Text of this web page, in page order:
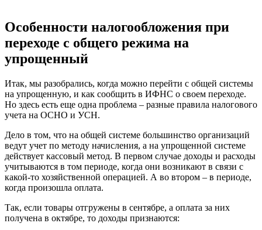
Особенности налогообложения при
переходе с общего режима на
упрощенный
Итак, мы разобрались, когда можно перейти с общей системы
на упрощенную, и как сообщить в ИФНС о своем переходе.
Но здесь есть еще одна проблема – разные правила налогового
учета на ОСНО и УСН.
Дело в том, что на общей системе большинство организаций
ведут учет по методу начисления, а на упрощенной системе
действует кассовый метод. В первом случае доходы и расходы
учитываются в том периоде, когда они возникают в связи с
какой-то хозяйственной операцией. А во втором – в периоде,
когда произошла оплата.
Так, если товары отгружены в сентябре, а оплата за них
получена в октябре, то доходы признаются: